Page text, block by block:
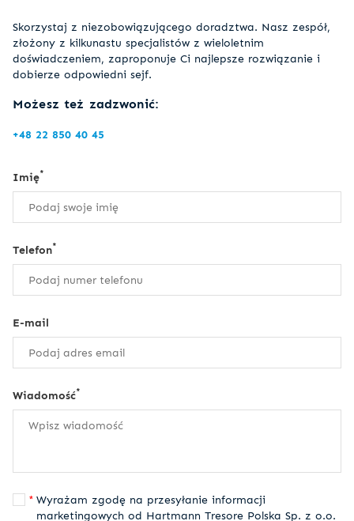
Skorzystaj z niezobowiązującego doradztwa. Nasz zespół,
złożony z kilkunastu specjalistów z wieloletnim
doświadczeniem, zaproponuje Ci najlepsze rozwiązanie i
dobierze odpowiedni sejf.
Możesz też zadzwonić:
+48 22 850 40 45
Imię*
Telefon*
E-mail
Wiadomość*
Wyrażam zgodę na przesyłanie informacji
marketingowych od Hartmann Tresore Polska Sp. z o.o.